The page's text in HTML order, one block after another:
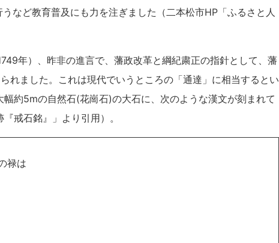
など教育普及にも力を注ぎました（二本松市HP「ふるさと人
年）、昨非の進言で、藩政改革と綱紀粛正の指針として、藩
れました。これは現代でいうところの「通達」に相当するとい
約5mの自然石(花崗石)の大石に、次のような漢文が刻まれて
戒石銘』」より引用）。
禄は